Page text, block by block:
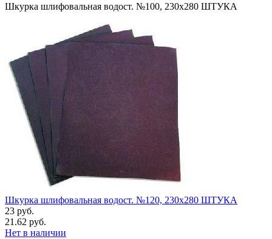
Шкурка шлифовальная водост. №100, 230х280 ШТУКА
Шкурка шлифовальная водост. №120, 230х280 ШТУКА
23 руб.
21.62 руб.
Нет в наличии